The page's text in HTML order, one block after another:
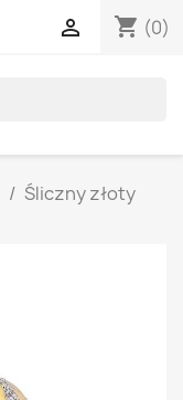
shopping_cart (0)

Śliczny złoty